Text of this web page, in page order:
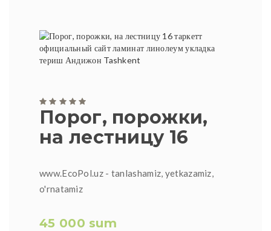
Порог, порожки,
на лестницу 16
www.EcoPol.uz - tanlashamiz, yetkazamiz,
o'rnatamiz
45 000 sum